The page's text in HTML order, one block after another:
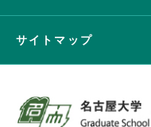
サイトマップ